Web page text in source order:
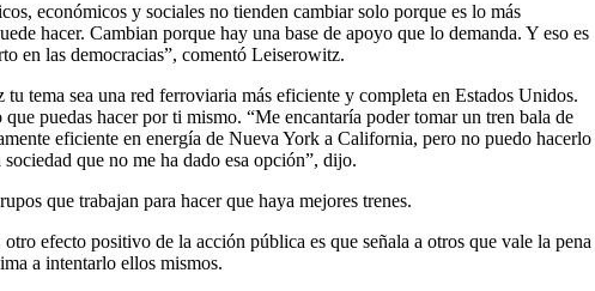
económicos y sociales no tienden cambiar solo porque es lo más
hacer. Cambian porque hay una base de apoyo que lo demanda. Y eso es
en las democracias”, comentó Leiserowitz.
tu tema sea una red ferroviaria más eficiente y completa en Estados Unidos.
puedas hacer por ti mismo. “Me encantaría poder tomar un tren bala de
eficiente en energía de Nueva York a California, pero no puedo hacerlo
que no me ha dado esa opción”, dijo.
que trabajan para hacer que haya mejores trenes.
efecto positivo de la acción pública es que señala a otros que vale la pena
a intentarlo ellos mismos.